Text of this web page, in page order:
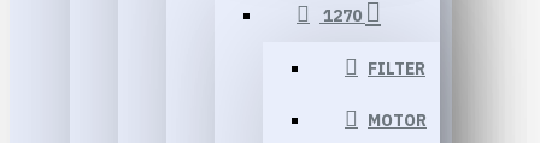
1270
FILTER
MOTOR